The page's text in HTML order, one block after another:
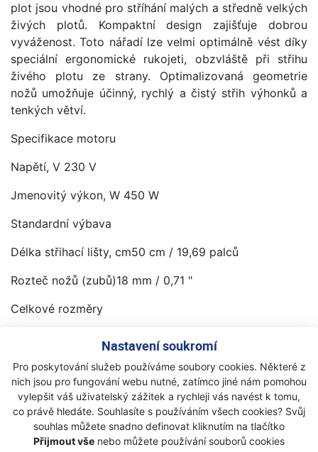
Nastavení soukromí
Pro poskytování služeb používáme soubory cookies. Některé z
nich jsou pro fungování webu nutné, zatímco jiné nám pomohou
vylepšit váš uživatelský zážitek a rychleji vás navést k tomu,
co právě hledáte. Souhlasíte s používáním všech cookies? Svůj
souhlas můžete snadno definovat kliknutím na tlačítko
Přijmout vše nebo můžete používání souborů cookies
plot jsou vhodné pro stříhání malých a středně velkých
živých plotů. Kompaktní design zajišťuje dobrou
vyváženost. Toto nářadí lze velmi optimálně vést díky
speciální ergonomické rukojeti, obzvláště při střihu
živého plotu ze strany. Optimalizovaná geometrie
nožů umožňuje účinný, rychlý a čistý střih výhonků a
tenkých větví.
Specifikace motoru
Napětí, V 230 V
Jmenovitý výkon, W 450 W
Standardní výbava
Délka střihací lišty, cm50 cm / 19,69 palců
Rozteč nožů (zubů)18 mm / 0,71 "
Celkové rozměry
Hmotnost, kg 2,76 kg / 6,08 liber
Vibrace & údaje o hlučnosti
Garantovaná hladina akustického výkonu (LWA) ,
db(A)97 dB(A)
Vibrace (ah)3,763 m/s²